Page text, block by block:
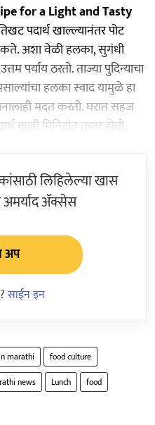
for a Light and Tasty
पदार्थ खाल्ल्यानंतर पोट
अशा वेळी हलका, सुगंधी
पर्याय ठरतो. ताज्या पुदिन्याचा
हलका स्वाद यामुळे हा
मदत करतो. घरात सहज
काही मिनिटांत तयार होतो.
लिहिलेल्या खास
अमर्याद ॲक्सेस
अप
साईन इन
marathi
food culture
news Lunch food